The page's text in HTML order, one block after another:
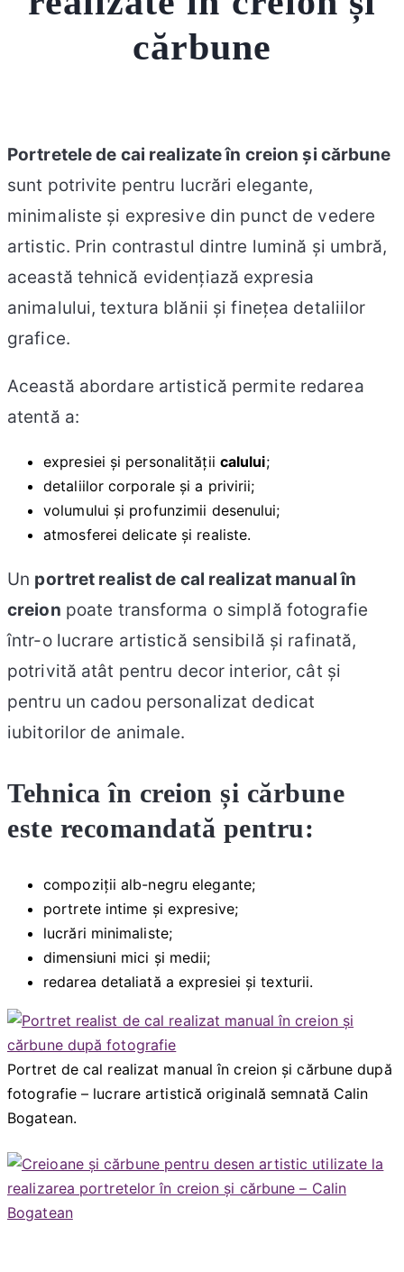
cărbune
Portretele de cai realizate în creion și cărbune
sunt potrivite pentru lucrări elegante,
minimaliste și expresive din punct de vedere
artistic. Prin contrastul dintre lumină și umbră,
această tehnică evidențiază expresia
animalului, textura blănii și finețea detaliilor
grafice.
Această abordare artistică permite redarea
atentă a:
expresiei și personalității calului;
detaliilor corporale și a privirii;
volumului și profunzimii desenului;
atmosferei delicate și realiste.
Un portret realist de cal realizat manual în
creion poate transforma o simplă fotografie
într-o lucrare artistică sensibilă și rafinată,
potrivită atât pentru decor interior, cât și
pentru un cadou personalizat dedicat
iubitorilor de animale.
Tehnica în creion și cărbune
este recomandată pentru:
compoziții alb-negru elegante;
portrete intime și expresive;
lucrări minimaliste;
dimensiuni mici și medii;
redarea detaliată a expresiei și texturii.
Portret de cal realizat manual în creion și cărbune după
fotografie – lucrare artistică originală semnată Calin
Bogatean.